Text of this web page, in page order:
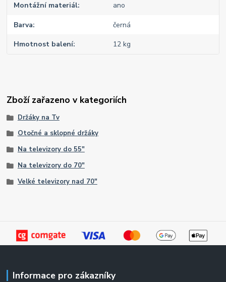
Montážní materiál ano
Barva černá
Hmotnost balení 12 kg
Zboží zařazeno v kategoriích
Držáky na Tv
Otočné a sklopné držáky
Na televizory do 55"
Na televizory do 70"
Velké televizory nad 70"
Informace pro zákazníky